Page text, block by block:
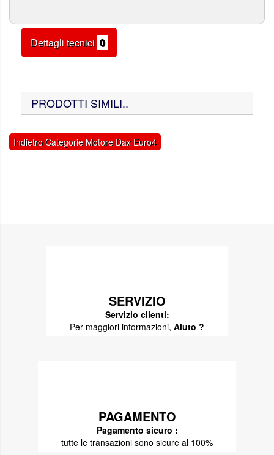
Dettagli tecnici 0
PRODOTTI SIMILI..
Indietro Categorie Motore Dax Euro4
SERVIZIO
Servizio clienti:
Per maggiori informazioni, Aiuto ?
PAGAMENTO
Pagamento sicuro :
tutte le transazioni sono sicure al 100%